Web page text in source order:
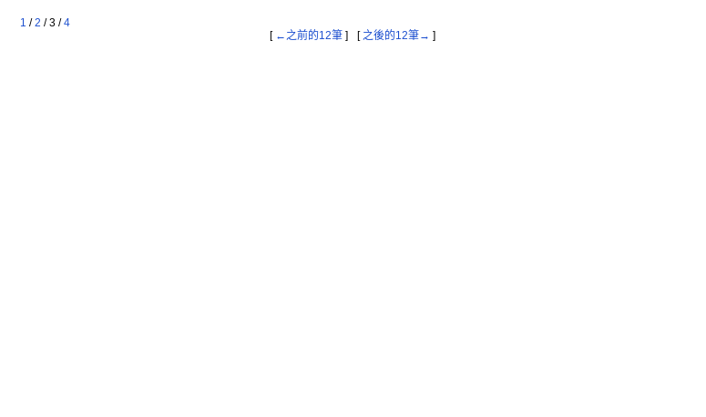
1 / 2 / 3 / 4
[ ←之前的12筆 ] [ 之後的12筆→ ]